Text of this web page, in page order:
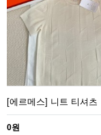
[에르메스] 니트 티셔츠
0원